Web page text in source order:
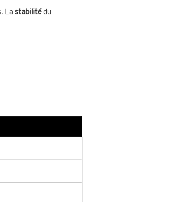
La stabilité du